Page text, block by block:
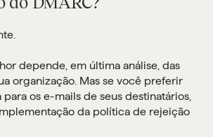
depende, em última análise, das
organização. Mas se você preferir
os e-mails de seus destinatários,
da política de rejeição